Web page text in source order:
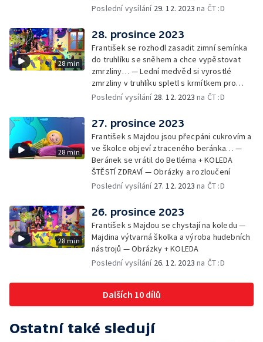
Poslední vysílání 29. 12. 2023 na ČT :D
28 min
28. prosince 2023
František se rozhodl zasadit zimní semínka
do truhlíku se sněhem a chce vypěstovat
zmrzliny… — Lední medvěd si vyrostlé
zmrzliny v truhlíku spletl s krmítkem pro
medvědy… — Kompas od medvěda +
Poslední vysílání 28. 12. 2023 na ČT :D
28 min
27. prosince 2023
František s Majdou jsou přecpáni cukrovím a
ve školce objeví ztraceného beránka… —
Beránek se vrátil do Betléma + KOLEDA
ŠTĚSTÍ ZDRAVÍ — Obrázky a rozloučení
Poslední vysílání 27. 12. 2023 na ČT :D
28 min
26. prosince 2023
František s Majdou se chystají na koledu —
Majdina výtvarná školka a výroba hudebních
nástrojů — Obrázky + KOLEDA
Poslední vysílání 26. 12. 2023 na ČT :D
Dalších 10 dílů
Ostatní také sledují